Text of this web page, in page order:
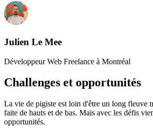
Julien Le Mee
Développeur Web Freelance à Montréal
Challenges et opportunités
La vie de pigiste est loin d'être un long fleuve
faite de hauts et de bas. Mais avec les défis
opportunités.